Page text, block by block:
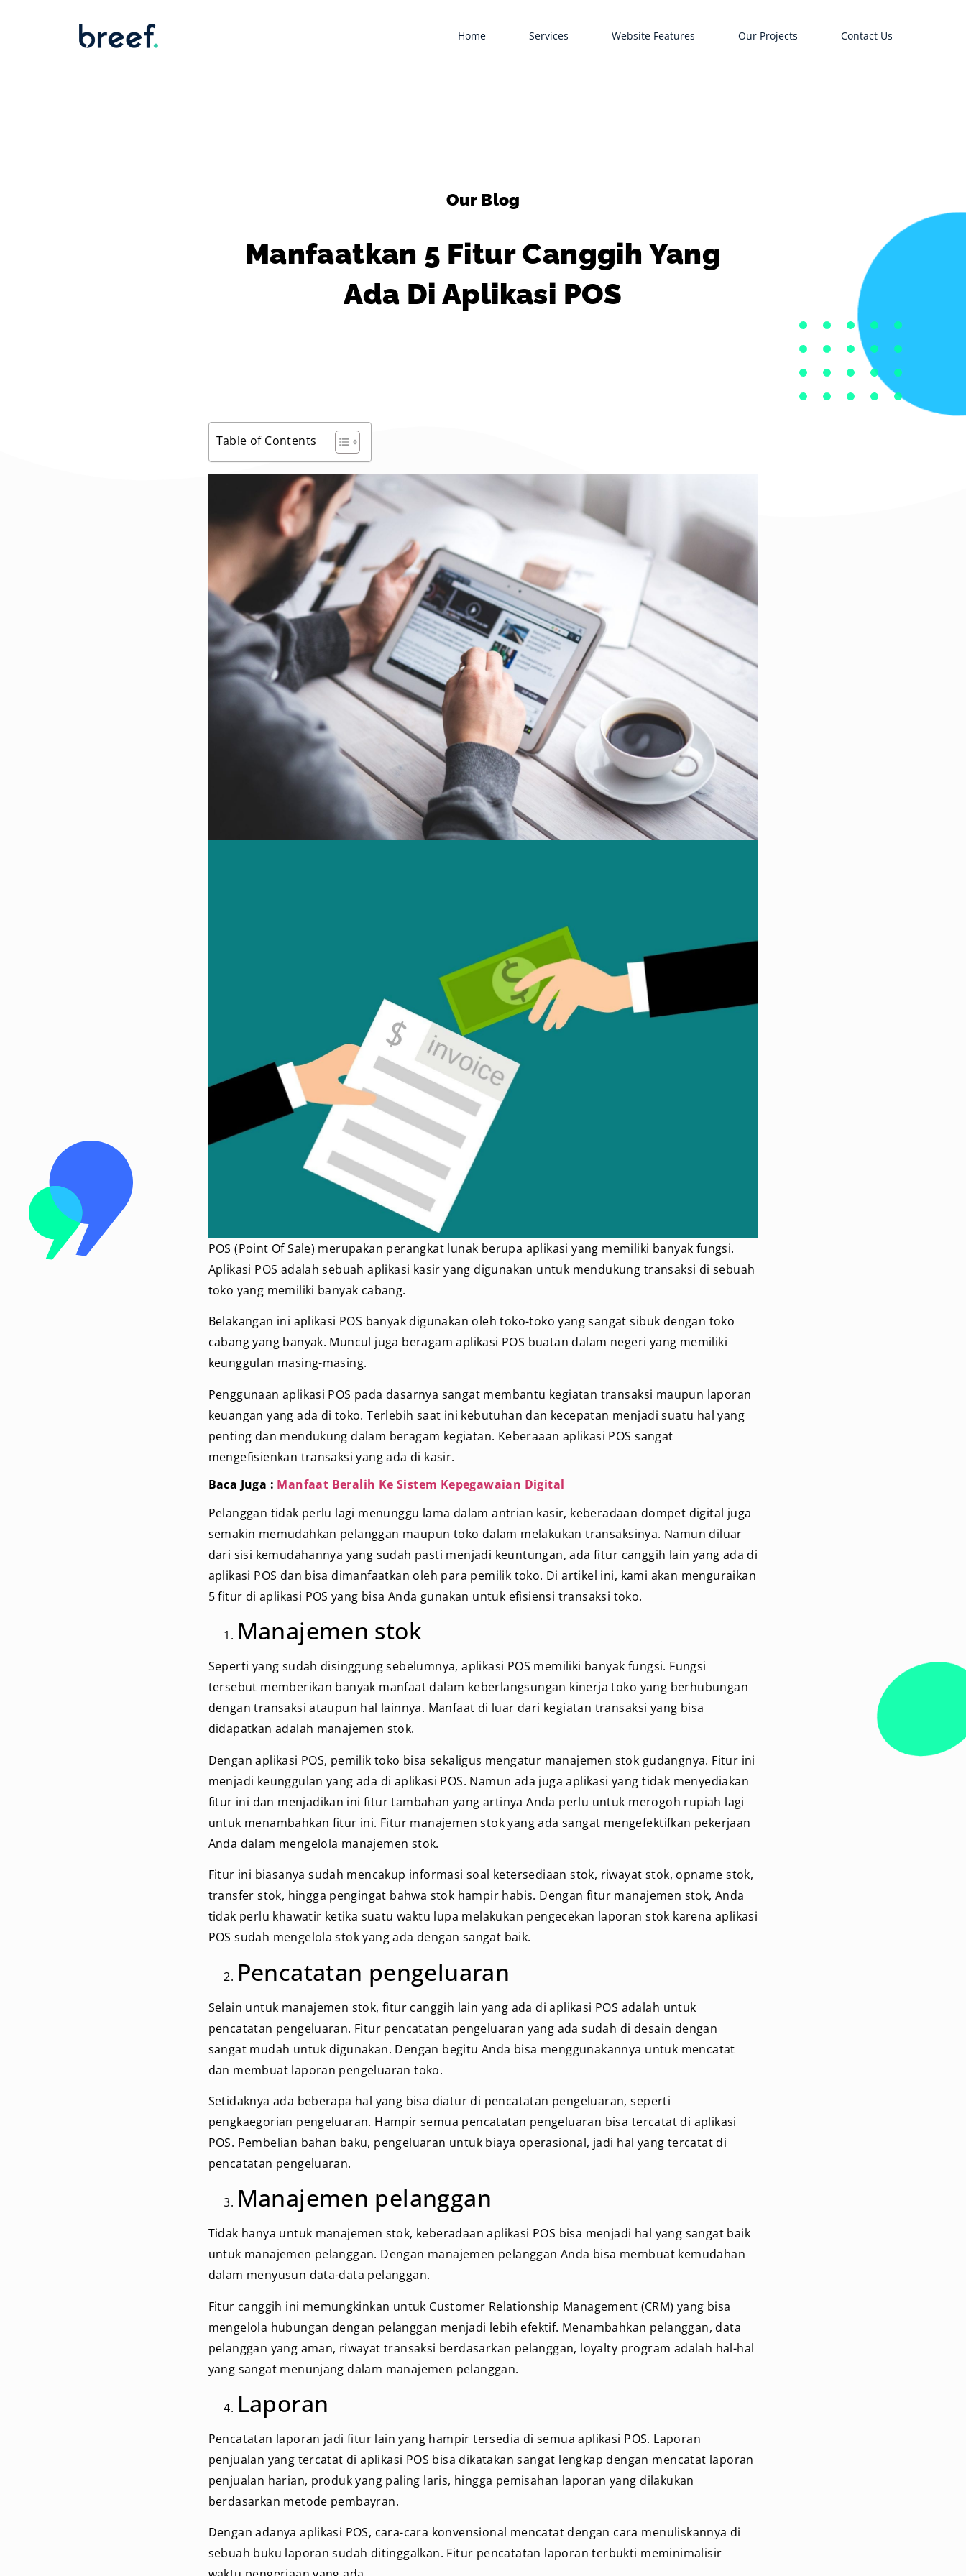
Home Services Website Features Our Projects Contact Us
Our Blog
Manfaatkan 5 Fitur Canggih Yang
Ada Di Aplikasi POS
Table of Contents
POS (Point Of Sale) merupakan perangkat lunak berupa aplikasi yang memiliki banyak fungsi.
Aplikasi POS adalah sebuah aplikasi kasir yang digunakan untuk mendukung transaksi di sebuah
toko yang memiliki banyak cabang.
Belakangan ini aplikasi POS banyak digunakan oleh toko-toko yang sangat sibuk dengan toko
cabang yang banyak. Muncul juga beragam aplikasi POS buatan dalam negeri yang memiliki
keunggulan masing-masing.
Penggunaan aplikasi POS pada dasarnya sangat membantu kegiatan transaksi maupun laporan
keuangan yang ada di toko. Terlebih saat ini kebutuhan dan kecepatan menjadi suatu hal yang
penting dan mendukung dalam beragam kegiatan. Keberaaan aplikasi POS sangat
mengefisienkan transaksi yang ada di kasir.
Baca Juga : Manfaat Beralih Ke Sistem Kepegawaian Digital
Pelanggan tidak perlu lagi menunggu lama dalam antrian kasir, keberadaan dompet digital juga
semakin memudahkan pelanggan maupun toko dalam melakukan transaksinya. Namun diluar
dari sisi kemudahannya yang sudah pasti menjadi keuntungan, ada fitur canggih lain yang ada di
aplikasi POS dan bisa dimanfaatkan oleh para pemilik toko. Di artikel ini, kami akan menguraikan
5 fitur di aplikasi POS yang bisa Anda gunakan untuk efisiensi transaksi toko.
Manajemen stok
Seperti yang sudah disinggung sebelumnya, aplikasi POS memiliki banyak fungsi. Fungsi
tersebut memberikan banyak manfaat dalam keberlangsungan kinerja toko yang berhubungan
dengan transaksi ataupun hal lainnya. Manfaat di luar dari kegiatan transaksi yang bisa
didapatkan adalah manajemen stok.
Dengan aplikasi POS, pemilik toko bisa sekaligus mengatur manajemen stok gudangnya. Fitur ini
menjadi keunggulan yang ada di aplikasi POS. Namun ada juga aplikasi yang tidak menyediakan
fitur ini dan menjadikan ini fitur tambahan yang artinya Anda perlu untuk merogoh rupiah lagi
untuk menambahkan fitur ini. Fitur manajemen stok yang ada sangat mengefektifkan pekerjaan
Anda dalam mengelola manajemen stok.
Fitur ini biasanya sudah mencakup informasi soal ketersediaan stok, riwayat stok, opname stok,
transfer stok, hingga pengingat bahwa stok hampir habis. Dengan fitur manajemen stok, Anda
tidak perlu khawatir ketika suatu waktu lupa melakukan pengecekan laporan stok karena aplikasi
POS sudah mengelola stok yang ada dengan sangat baik.
Pencatatan pengeluaran
Selain untuk manajemen stok, fitur canggih lain yang ada di aplikasi POS adalah untuk
pencatatan pengeluaran. Fitur pencatatan pengeluaran yang ada sudah di desain dengan
sangat mudah untuk digunakan. Dengan begitu Anda bisa menggunakannya untuk mencatat
dan membuat laporan pengeluaran toko.
Setidaknya ada beberapa hal yang bisa diatur di pencatatan pengeluaran, seperti
pengkaegorian pengeluaran. Hampir semua pencatatan pengeluaran bisa tercatat di aplikasi
POS. Pembelian bahan baku, pengeluaran untuk biaya operasional, jadi hal yang tercatat di
pencatatan pengeluaran.
Manajemen pelanggan
Tidak hanya untuk manajemen stok, keberadaan aplikasi POS bisa menjadi hal yang sangat baik
untuk manajemen pelanggan. Dengan manajemen pelanggan Anda bisa membuat kemudahan
dalam menyusun data-data pelanggan.
Fitur canggih ini memungkinkan untuk Customer Relationship Management (CRM) yang bisa
mengelola hubungan dengan pelanggan menjadi lebih efektif. Menambahkan pelanggan, data
pelanggan yang aman, riwayat transaksi berdasarkan pelanggan, loyalty program adalah hal-hal
yang sangat menunjang dalam manajemen pelanggan.
Laporan
Pencatatan laporan jadi fitur lain yang hampir tersedia di semua aplikasi POS. Laporan
penjualan yang tercatat di aplikasi POS bisa dikatakan sangat lengkap dengan mencatat laporan
penjualan harian, produk yang paling laris, hingga pemisahan laporan yang dilakukan
berdasarkan metode pembayran.
Dengan adanya aplikasi POS, cara-cara konvensional mencatat dengan cara menuliskannya di
sebuah buku laporan sudah ditinggalkan. Fitur pencatatan laporan terbukti meminimalisir